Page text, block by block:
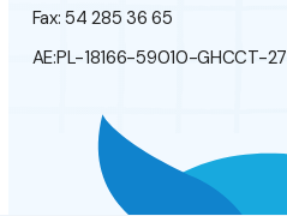
Fax: 54 285 36 65
AE:PL-18166-59010-GHCCT-27